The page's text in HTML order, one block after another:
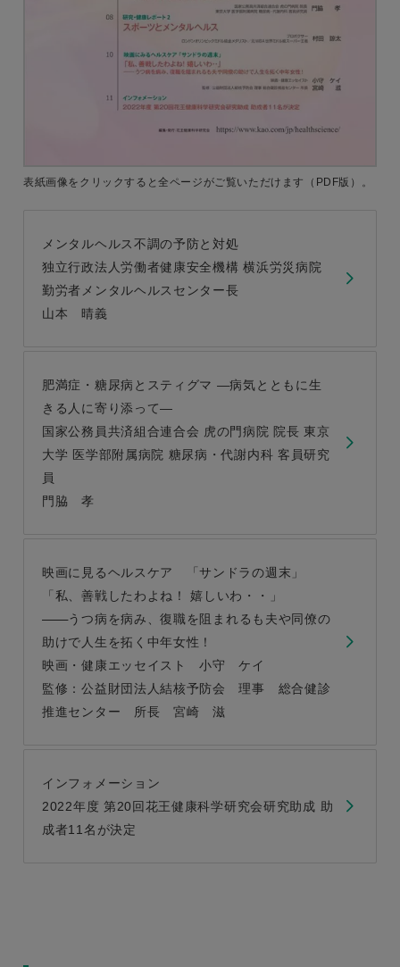
表紙画像をクリックすると全ページがご覧いただけます （PDF版）。
メンタルヘルス不調の予防と対処
独立行政法人労働者健康安全機構 横浜労災病院
勤労者メンタルヘルスセンター長
山本 晴義
肥満症・糖尿病とスティグマ ―病気とともに生
きる人に寄り添って―
国家公務員共済組合連合会 虎の門病院 院長 東京
大学 医学部附属病院 糖尿病・代謝内科 客員研究
員
門脇 孝
映画に見るヘルスケア 「サンドラの週末」
「私、善戦したわよね！ 嬉しいわ・・」
うつ病を病み、復職を阻まれるも夫や同僚の
助けで人生を拓く中年女性！
映画・健康エッセイスト 小守 ケイ
監修：公益財団法人結核予防会 理事 総合健診
推進センター 所長 宮崎 滋
インフォメーション
2022年度 第20回花王健康科学研究会研究助成 助
成者11名が決定